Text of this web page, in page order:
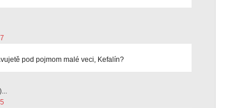
pod pojmom malé veci, Kefalín?